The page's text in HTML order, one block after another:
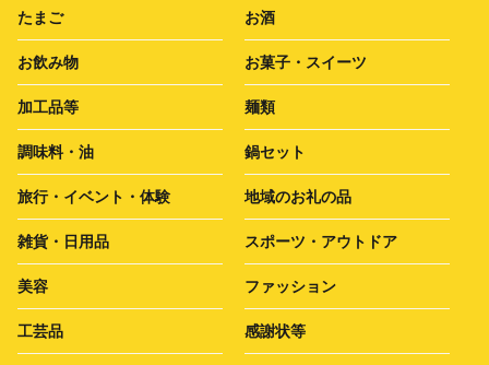
たまご お酒
お飲み物 お菓子・スイーツ
加工品等 麺類
調味料・油 鍋セット
旅行・イベント・体験 地域のお礼の品
雑貨・日用品 スポーツ・アウトドア
美容 ファッション
工芸品 感謝状等